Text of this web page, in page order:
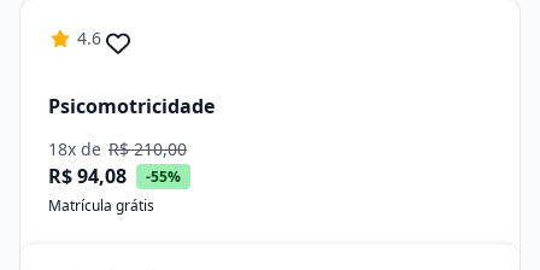
4.6
Psicomotricidade
18x de R$ 210,00
R$ 94,08
-55%
Matrícula grátis